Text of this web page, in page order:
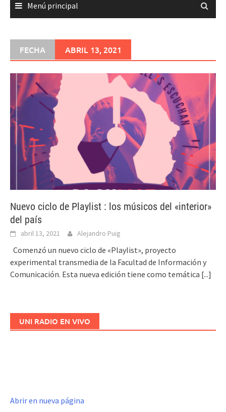
Menú principal
FECHA ABRIL 13, 2021
Nuevo ciclo de Playlist : los músicos del «interior»
del país
abril 13, 2021 Alejandro Puig
Comenzó un nuevo ciclo de «Playlist», proyecto
experimental transmedia de la Facultad de Información y
Comunicación. Esta nueva edición tiene como temática [...]
UNI RADIO EN VIVO
Abrir en nueva página